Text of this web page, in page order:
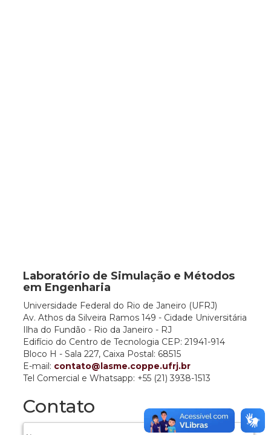
Laboratório de Simulação e Métodos
em Engenharia
Universidade Federal do Rio de Janeiro (UFRJ)
Av. Athos da Silveira Ramos 149 - Cidade Universitária
Ilha do Fundão - Rio da Janeiro - RJ
Edifício do Centro de Tecnologia CEP: 21941-914
Bloco H - Sala 227, Caixa Postal: 68515
E-mail: contato@lasme.coppe.ufrj.br
Tel Comercial e Whatsapp: +55 (21) 3938-1513
Contato